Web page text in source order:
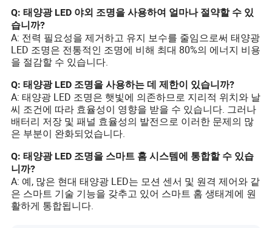
Q: 태양광 LED 야외 조명을 사용하여 얼마나 절약할 수 있
습니까?
A: 전력 필요성을 제거하고 유지 보수를 줄임으로써 태양광
LED 조명은 전통적인 조명에 비해 최대 80%의 에너지 비용
을 절감할 수 있습니다.
Q: 태양광 LED 조명을 사용하는 데 제한이 있습니까?
A: 태양광 LED 조명은 햇빛에 의존하므로 지리적 위치와 날
씨 조건에 따라 효율성이 영향을 받을 수 있습니다. 그러나
배터리 저장 및 패널 효율성의 발전으로 이러한 문제의 많
은 부분이 완화되었습니다.
Q: 태양광 LED 조명을 스마트 홈 시스템에 통합할 수 있습
니까?
A: 예, 많은 현대 태양광 LED는 모션 센서 및 원격 제어와 같
은 스마트 기술 기능을 갖추고 있어 스마트 홈 생태계에 원
활하게 통합됩니다.